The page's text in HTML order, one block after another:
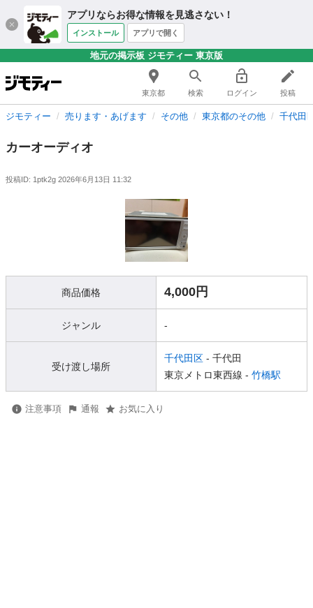
アプリならお得な情報を見逃さない！
インストール アプリで開く
地元の掲示板 ジモティー 東京版
東京都 検索 ログイン 投稿
ジモティー 売ります・あげます その他 東京都のその他 千代田
カーオーディオ
投稿ID: 1ptk2g 2026年6月13日 11:32
商品価格 4,000円
ジャンル -
受け渡し場所
千代田区 - 千代田
東京メトロ東西線 - 竹橋駅
注意事項 通報 お気に入り